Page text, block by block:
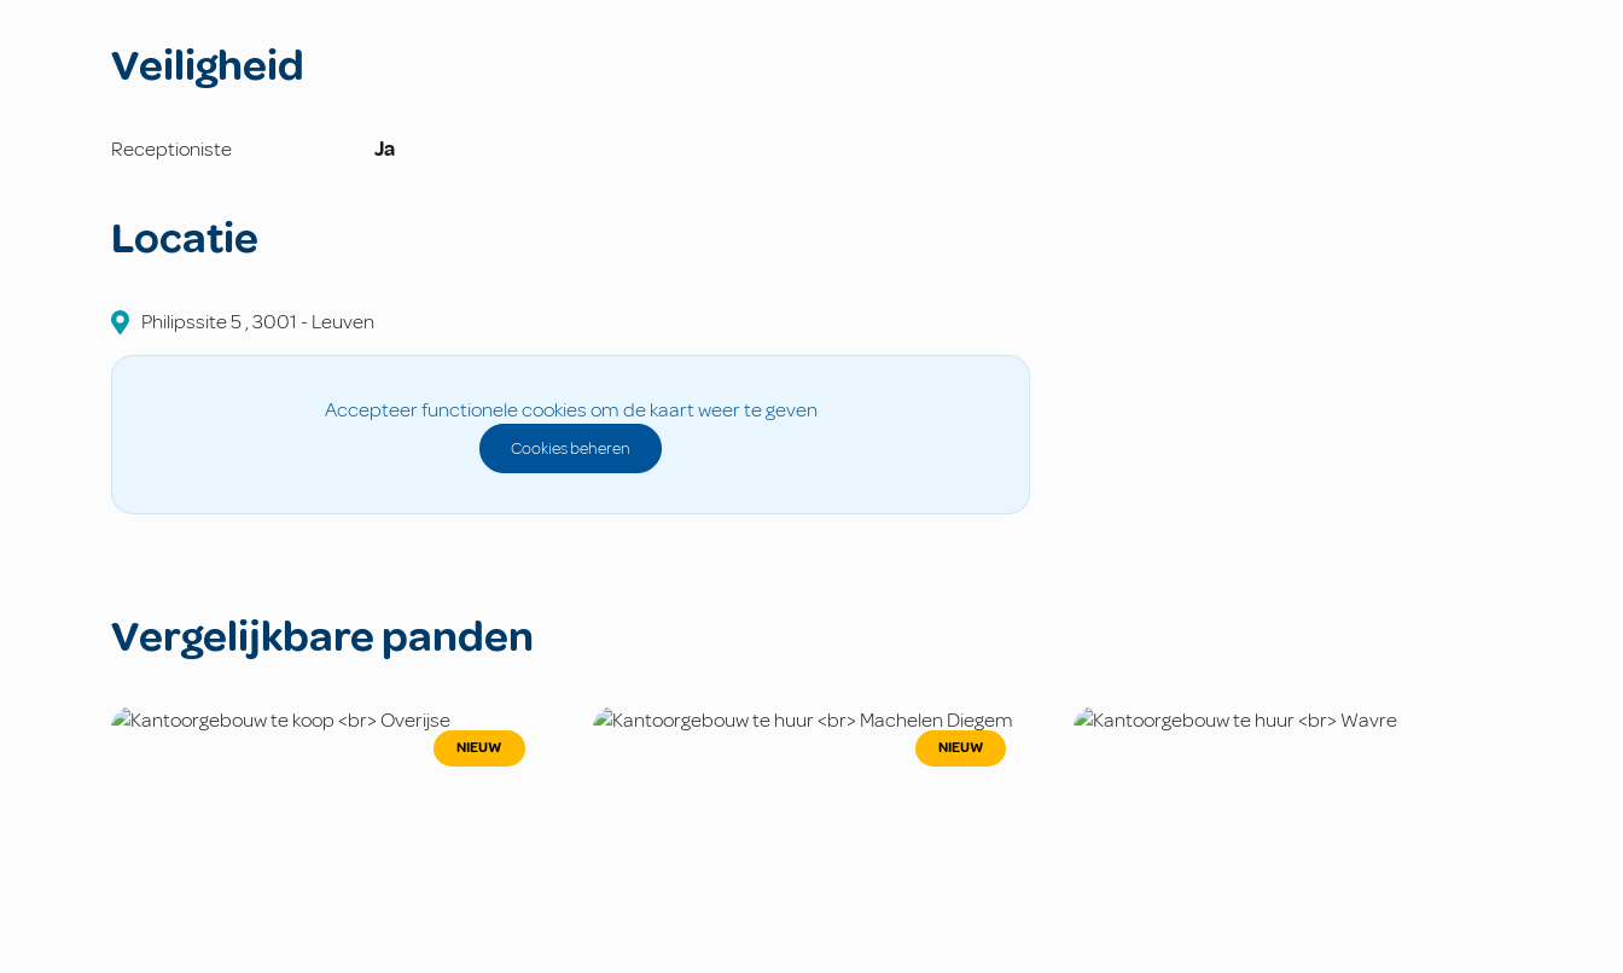
Veiligheid
Receptioniste Ja
Locatie
Philipssite5,3001 -Leuven
Accepteer functionele cookies om de kaart weer te geven
Cookies beheren
Vergelijkbare panden
NIEUW NIEUW